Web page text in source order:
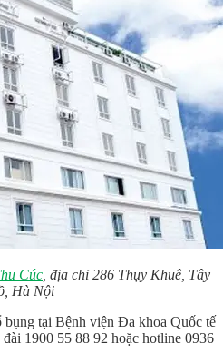
Cúc , địa chỉ 286 Thụy Khuê, Tây
Hà Nội
tại Bệnh viện Đa khoa Quốc tế
1900 55 88 92 hoặc hotline 0936